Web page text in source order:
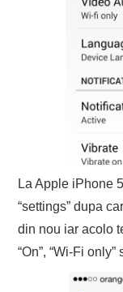
La Apple iPhone
“settings” dupa
din nou iar acolo
“On”, “Wi-Fi only”